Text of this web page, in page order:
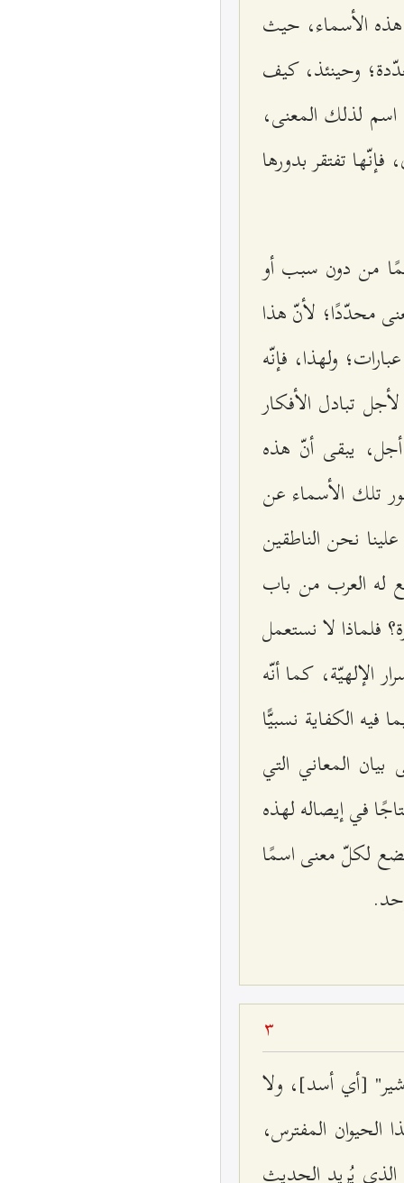
الأسماء، حيث
وحينئذ، كيف
لذلك المعنى،
تفتقر بدورها
من دون سبب أو
محدّدًا؛ لأنّ هذا
ولهذا، فإنّه
تبادل الأفكار
أجل، يبقى أنّ هذه
تلك الأسماء عن
نحن الناطقين
له العرب من باب
فلماذا لا نستعمل
الإلهيّة، كما أنّه
فيه الكفاية نسبيًّا
المعاني التي
في إيصاله لهذه
تضع لكلّ معنى اسمًا
3
[أي أسد]، ولا
المفترس،
الذي يُريد الحديث